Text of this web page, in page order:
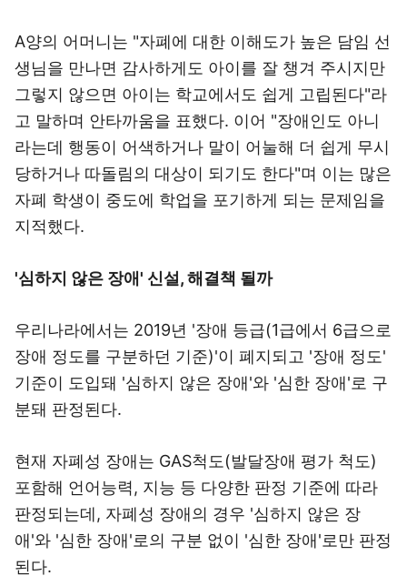
A양의 어머니는 "자폐에 대한 이해도가 높은 담임 선
생님을 만나면 감사하게도 아이를 잘 챙겨 주시지만
그렇지 않으면 아이는 학교에서도 쉽게 고립된다"라
고 말하며 안타까움을 표했다. 이어 "장애인도 아니
라는데 행동이 어색하거나 말이 어눌해 더 쉽게 무시
당하거나 따돌림의 대상이 되기도 한다"며 이는 많은
자폐 학생이 중도에 학업을 포기하게 되는 문제임을
지적했다.
'심하지 않은 장애' 신설, 해결책 될까
우리나라에서는 2019년 '장애 등급(1급에서 6급으로
장애 정도를 구분하던 기준)'이 폐지되고 '장애 정도'
기준이 도입돼 '심하지 않은 장애'와 '심한 장애'로 구
분돼 판정된다.
현재 자폐성 장애는 GAS척도(발달장애 평가 척도)
포함해 언어능력, 지능 등 다양한 판정 기준에 따라
판정되는데, 자폐성 장애의 경우 '심하지 않은 장
애'와 '심한 장애'로의 구분 없이 '심한 장애'로만 판정
된다.